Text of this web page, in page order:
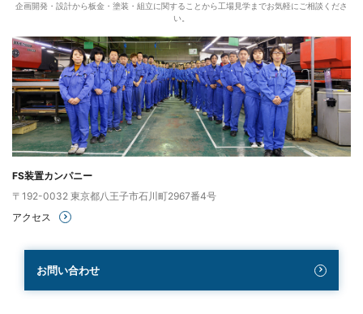
企画開発・設計から板金・塗装・組立に関することから工場見学までお気軽にご相談くださ
い。
FS装置カンパニー
〒192-0032 東京都八王子市石川町2967番4号
アクセス
お問い合わせ